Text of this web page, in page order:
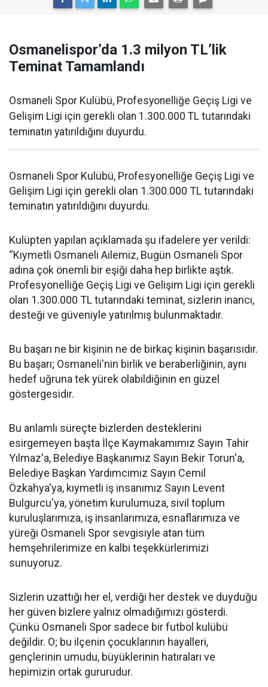
Osmanelispor’da 1.3 milyon TL’lik
Teminat Tamamlandı
Osmaneli Spor Kulübü, Profesyonelliğe Geçiş Ligi ve
Gelişim Ligi için gerekli olan 1.300.000 TL tutarındaki
teminatın yatırıldığını duyurdu.
Osmaneli Spor Kulübü, Profesyonelliğe Geçiş Ligi ve
Gelişim Ligi için gerekli olan 1.300.000 TL tutarındaki
teminatın yatırıldığını duyurdu.
Kulüpten yapılan açıklamada şu ifadelere yer verildi:
“Kıymetli Osmaneli Ailemiz, Bugün Osmaneli Spor
adına çok önemli bir eşiği daha hep birlikte aştık.
Profesyonelliğe Geçiş Ligi ve Gelişim Ligi için gerekli
olan 1.300.000 TL tutarındaki teminat, sizlerin inancı,
desteği ve güveniyle yatırılmış bulunmaktadır.
Bu başarı ne bir kişinin ne de birkaç kişinin başarısıdır.
Bu başarı; Osmaneli'nin birlik ve beraberliğinin, aynı
hedef uğruna tek yürek olabildiğinin en güzel
göstergesidir.
Bu anlamlı süreçte bizlerden desteklerini
esirgemeyen başta İlçe Kaymakamımız Sayın Tahir
Yılmaz'a, Belediye Başkanımız Sayın Bekir Torun'a,
Belediye Başkan Yardımcımız Sayın Cemil
Özkahya'ya, kıymetli iş insanımız Sayın Levent
Bulgurcu'ya, yönetim kurulumuza, sivil toplum
kuruluşlarımıza, iş insanlarımıza, esnaflarımıza ve
yüreği Osmaneli Spor sevgisiyle atan tüm
hemşehrilerimize en kalbi teşekkürlerimizi
sunuyoruz.
Sizlerin uzattığı her el, verdiği her destek ve duyduğu
her güven bizlere yalnız olmadığımızı gösterdi.
Çünkü Osmaneli Spor sadece bir futbol kulübü
değildir. O; bu ilçenin çocuklarının hayalleri,
gençlerinin umudu, büyüklerinin hatıraları ve
hepimizin ortak gururudur.